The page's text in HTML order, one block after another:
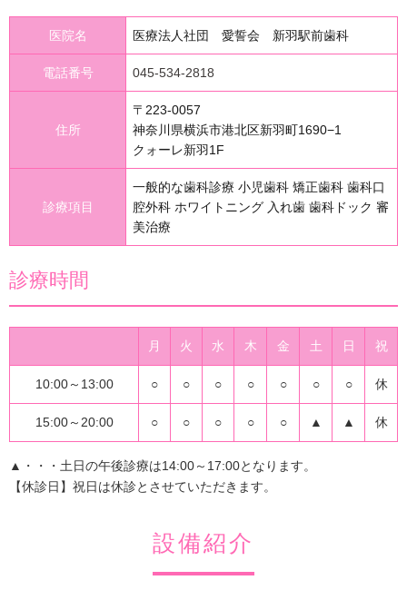
医院名 医療法人社団 愛誓会 新羽駅前歯科
電話番号 045-534-2818
住所
〒223-0057
神奈川県横浜市港北区新羽町1690−1
クォーレ新羽1F
診療項目
一般的な歯科診療 小児歯科 矯正歯科 歯科口
腔外科 ホワイトニング 入れ歯 歯科ドック 審
美治療
診療時間
月 火 水 木 金 土 日 祝
10:00～13:00 ○ ○ ○ ○ ○ ○ ○ 休
15:00～20:00 ○ ○ ○ ○ ○ ▲ ▲ 休
▲・・・土日の午後診療は14:00～17:00となります。
【休診日】祝日は休診とさせていただきます。
設備紹介